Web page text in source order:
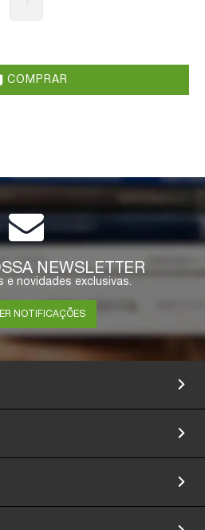
COMPRAR
NEWSLETTER
e novidades exclusivas.
NOTIFICAÇÕES